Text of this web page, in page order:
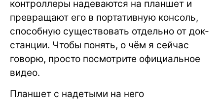
контроллеры надеваются на планшет и
превращают его в портативную консоль,
способную существовать отдельно от док-
станции. Чтобы понять, о чём я сейчас
говорю, просто посмотрите официальное
видео.
Планшет с надетыми на него